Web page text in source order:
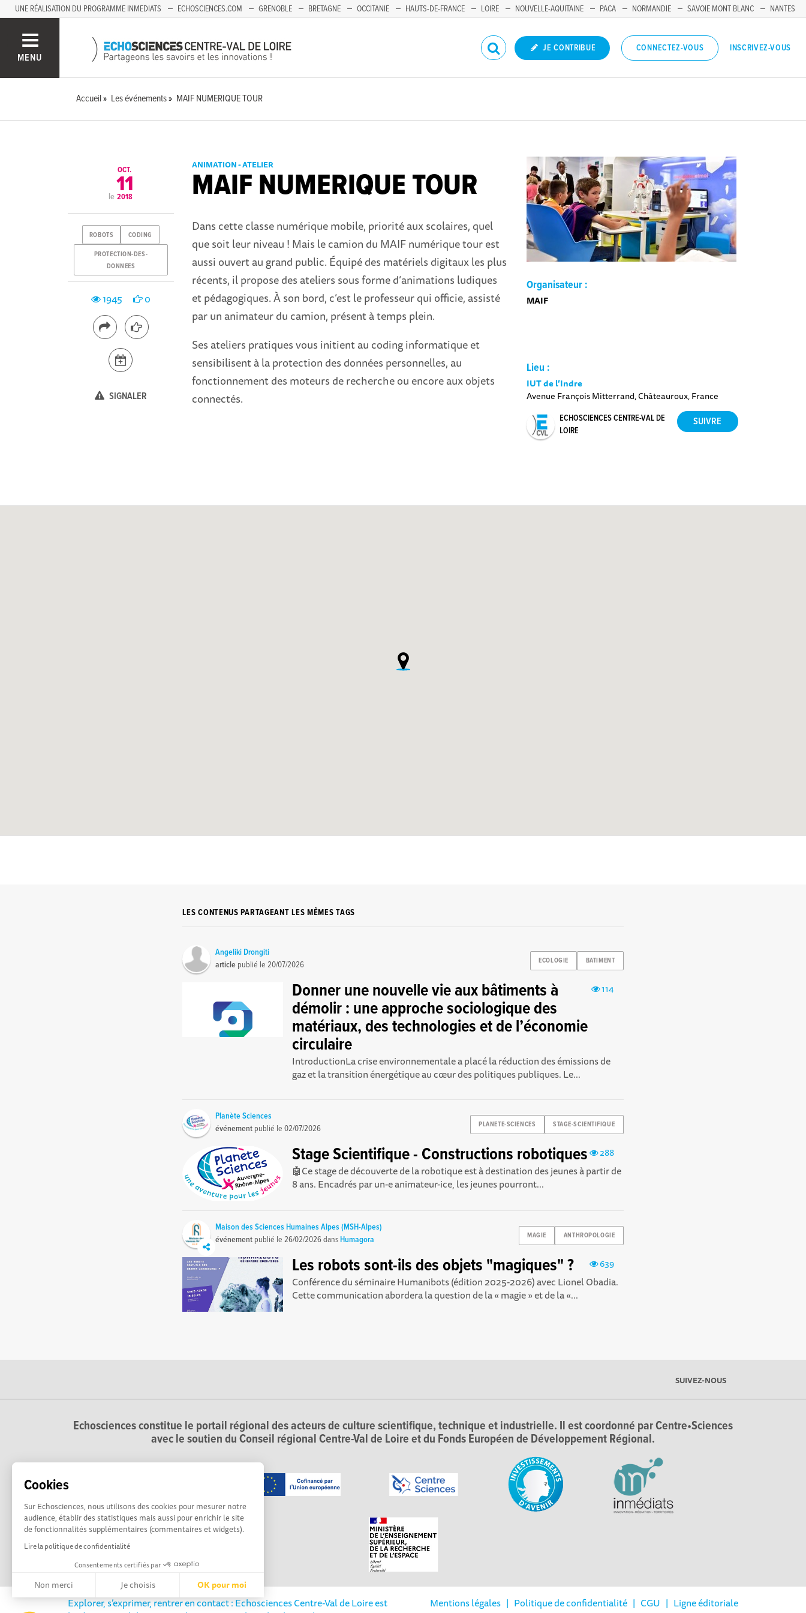
Cookies
Sur Echosciences, nous utilisons des cookies pour mesurer notre
audience, établir des statistiques mais aussi pour enrichir le site
de fonctionnalités supplémentaires (commentaires et widgets).
Lire la politique de confidentialité
Consentements certifiés par
Non merci Je choisis OK pour moi
Axeptio consent
UNE RÉALISATION DU PROGRAMME INMEDIATS ECHOSCIENCES.COM GRENOBLE BRETAGNE OCCITANIE HAUTS-DE-FRANCE LOIRE NOUVELLE-AQUITAINE PACA NORMANDIE SAVOIE MONT BLANC
NANTES
MENU
JE CONTRIBUE CONNECTEZ-VOUS INSCRIVEZ-VOUS
Accueil Les événements MAIF NUMERIQUE TOUR
ANIMATION - ATELIER
MAIF NUMERIQUE TOUR
Dans cette classe numérique mobile, priorité aux scolaires, quel
que soit leur niveau ! Mais le camion du MAIF numérique tour est
aussi ouvert au grand public. Équipé des matériels digitaux les plus
récents, il propose des ateliers sous forme d’animations ludiques
et pédagogiques. À son bord, c’est le professeur qui officie, assisté
par un animateur du camion, présent à temps plein.
Ses ateliers pratiques vous initient au coding informatique et
sensibilisent à la protection des données personnelles, au
fonctionnement des moteurs de recherche ou encore aux objets
connectés.
Organisateur :
MAIF
Lieu :
IUT de l’Indre
Avenue François Mitterrand, Châteauroux, France
ECHOSCIENCES CENTRE-VAL DE
LOIRE
le
OCT.
11
2018
ROBOTS CODING
PROTECTION-DES-
DONNEES
1945 0
SIGNALER
LES CONTENUS PARTAGEANT LES MÊMES TAGS
ECOLOGIE BATIMENT
Angeliki Drongiti
article publié le20/07/2026
114
Donner une nouvelle vie aux bâtiments à
démolir : une approche sociologique des
matériaux, des technologies et de l’économie
circulaire
IntroductionLa crise environnementale a placé la réduction des émissions de
gaz et la transition énergétique au cœur des politiques publiques. Le...
PLANETE-SCIENCES STAGE-SCIENTIFIQUE
Planète Sciences
événement publié le02/07/2026
288
Stage Scientifique - Constructions robotiques
🤖Ce stage de découverte de la robotique est à destination des jeunes à partir de
8 ans. Encadrés par un-e animateur-ice, les jeunes pourront...
MAGIE ANTHROPOLOGIE
Maison des Sciences Humaines Alpes (MSH-Alpes)
événement publié le26/02/2026dansHumagora
639
Les robots sont-ils des objets "magiques" ?
Conférence du séminaire Humanibots (édition 2025-2026) avec Lionel Obadia.
Cette communication abordera la question de la « magie » et de la «...
SUIVEZ-NOUS
Echosciences constitue le portail régional des acteurs de culture scientifique, technique et industrielle. Il est coordonné par Centre•Sciences
avec le soutien du Conseil régional Centre-Val de Loire et du Fonds Européen de Développement Régional.
Explorer, s’exprimer, rentrer en contact : Echosciences Centre-Val de Loire est
Mentions légales| Politique de confidentialité| CGU | Ligne éditoriale